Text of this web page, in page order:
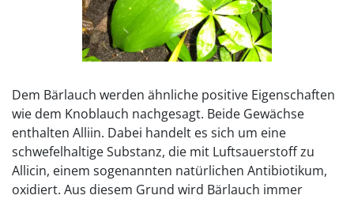
Dem Bärlauch werden ähnliche positive Eigenschaften
wie dem Knoblauch nachgesagt. Beide Gewächse
enthalten Alliin. Dabei handelt es sich um eine
schwefelhaltige Substanz, die mit Luftsauerstoff zu
Allicin, einem sogenannten natürlichen Antibiotikum,
oxidiert. Aus diesem Grund wird Bärlauch immer